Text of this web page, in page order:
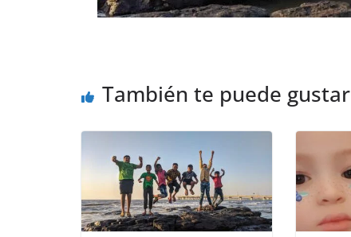
También te puede gustar